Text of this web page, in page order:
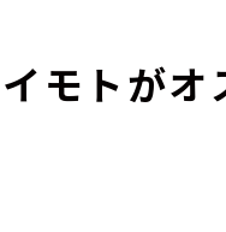
モトがオ